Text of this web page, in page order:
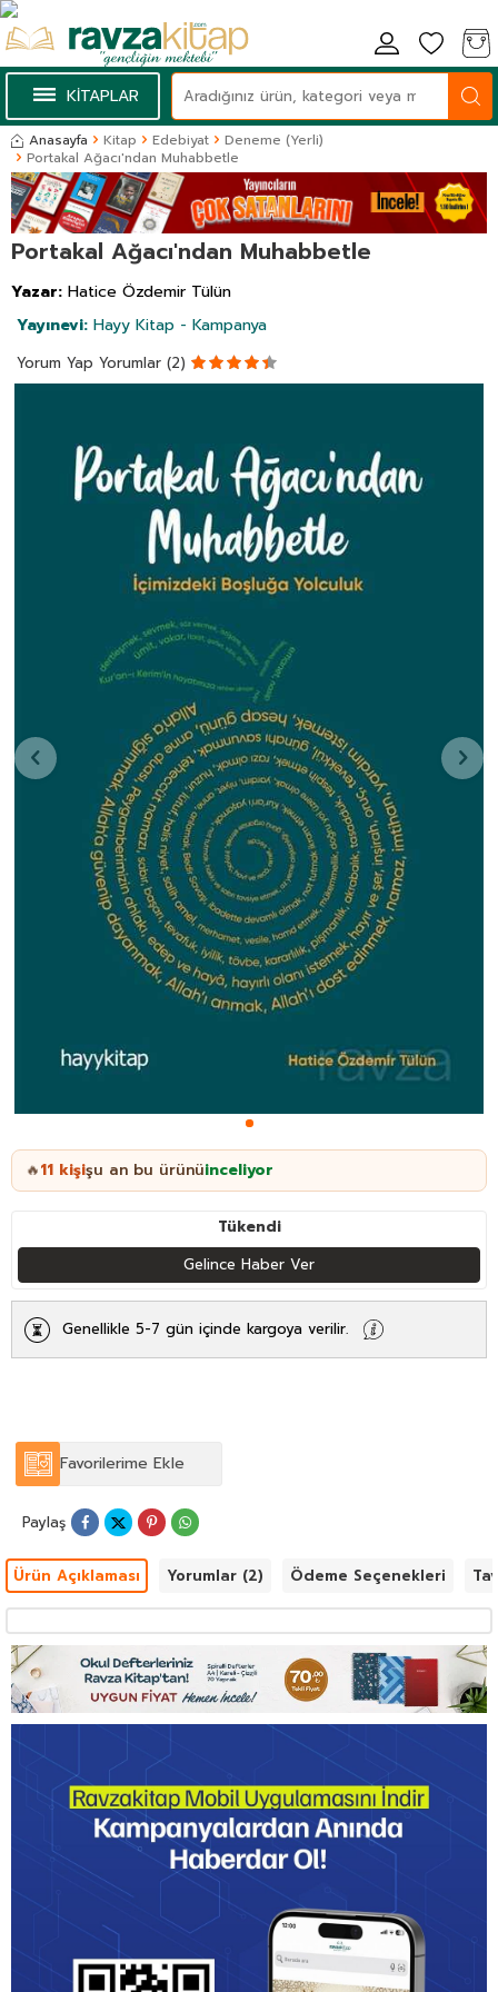
KİTAPLAR
Anasayfa Kitap Edebiyat
Deneme (Yerli)
Portakal Ağacı'ndan Muhabbetle
Portakal Ağacı'ndan Muhabbetle
Yazar: Hatice Özdemir Tülün
Yayınevi: Hayy Kitap - Kampanya
Yorum Yap Yorumlar (2)
🔥11 kişişu an bu ürünüinceliyor
Tükendi
Gelince Haber Ver
Genellikle 5-7 gün içinde kargoya verilir.
Favorilerime Ekle
Paylaş
Ürün Açıklaması Yorumlar (2) Ödeme Seçenekleri